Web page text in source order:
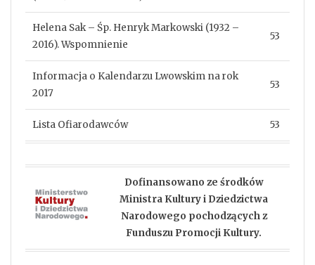
Helena Sak – Śp. Henryk Markowski (1932 –
2016). Wspomnienie
53
Informacja o Kalendarzu Lwowskim na rok
2017
53
Lista Ofiarodawców 53
Dofinansowano ze środków
Ministra Kultury i Dziedzictwa
Narodowego pochodzących z
Funduszu Promocji Kultury.